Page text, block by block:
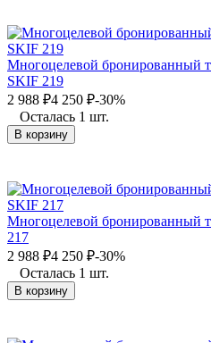
Многоцелевой бронированный
SKIF 219
2 988 ₽4 250 ₽-30%
Осталась 1 шт.
В корзину
Многоцелевой
217
2 988 ₽4 250 ₽-30%
Осталась 1 шт.
В корзину